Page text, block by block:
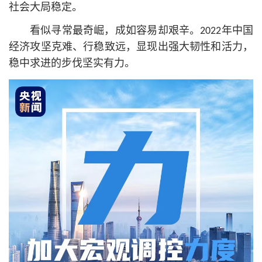
社会大局稳定。
看似寻常最奇崛，成如容易却艰辛。2022年中国
经济攻坚克难、行稳致远，显现出强大韧性和活力，
稳中求进的步伐坚实有力。